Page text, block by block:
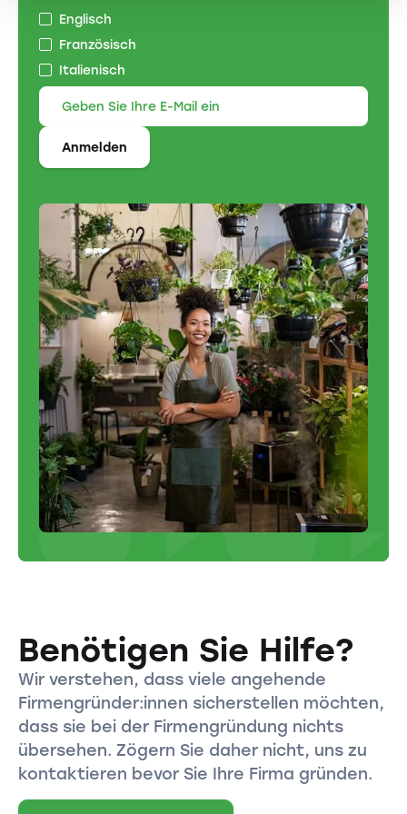
Englisch
Französisch
Italienisch
Benötigen Sie Hilfe?
Wir verstehen, dass viele angehende
Firmengründer:innen sicherstellen möchten,
dass sie bei der Firmengründung nichts
übersehen. Zögern Sie daher nicht, uns zu
kontaktieren bevor Sie Ihre Firma gründen.